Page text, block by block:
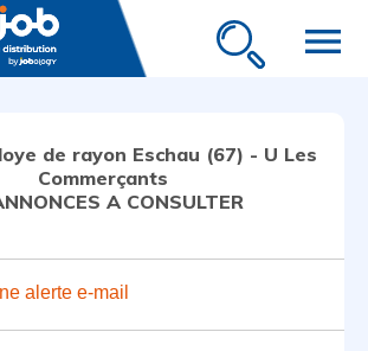
menu
de rayon Eschau (67) - U Les
Commerçants
A CONSULTER
alerte e-mail